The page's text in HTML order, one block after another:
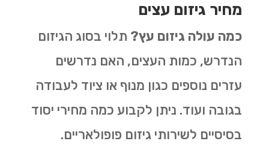
מחיר גיזום עצים
כמה עולה גיזום עץ? תלוי בסוג הגיזום
הנדרש, כמות העצים, האם נדרשים
עזרים נוספים כגון מנוף או ציוד לעבודה
בגובה ועוד. ניתן לקבוע כמה מחירי יסוד
בסיסיים לשירותי גיזום פופולאריים.